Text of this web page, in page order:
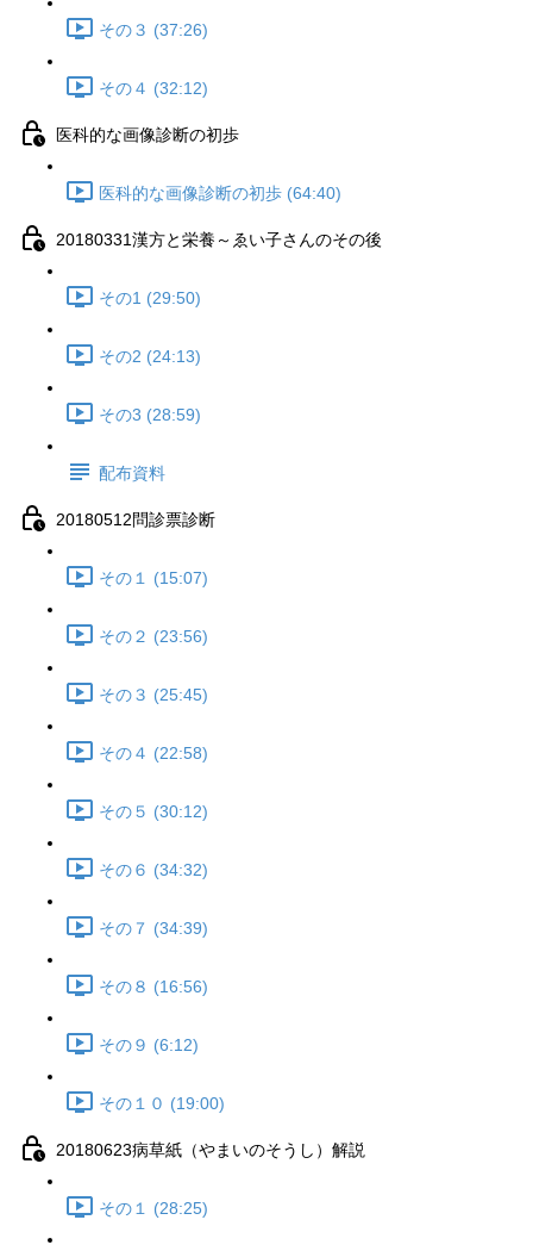
その３ (37:26)
その４ (32:12)
医科的な画像診断の初歩
医科的な画像診断の初歩 (64:40)
20180331漢方と栄養～ゑい子さんのその後
その1 (29:50)
その2 (24:13)
その3 (28:59)
配布資料
20180512問診票診断
その１ (15:07)
その２ (23:56)
その３ (25:45)
その４ (22:58)
その５ (30:12)
その６ (34:32)
その７ (34:39)
その８ (16:56)
その９ (6:12)
その１０ (19:00)
20180623病草紙（やまいのそうし）解説
その１ (28:25)